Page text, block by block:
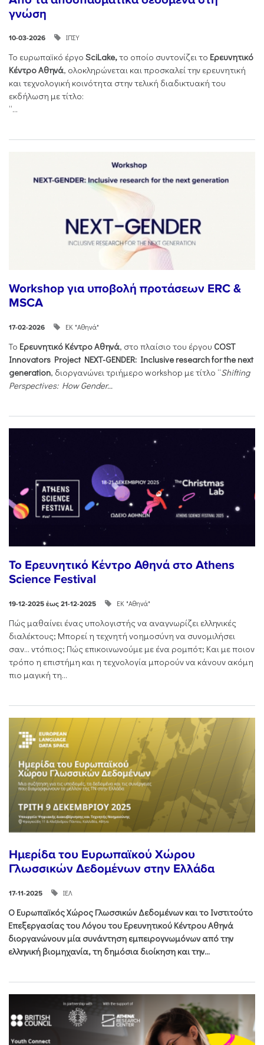
γνώση
10-03-2026 ΙΠΣΥ
Το ευρωπαϊκό έργο SciLake,το οποίο συντονίζει το Ερευνητικό
Κέντρο Αθηνά, ολοκληρώνεται και προσκαλεί την ερευνητική
και τεχνολογική κοινότητα στην τελική διαδικτυακή του
εκδήλωση με τίτλο:
“...
Workshop για υποβολή προτάσεων ERC &
MSCA
17-02-2026 ΕΚ "Αθηνά"
Το Ερευνητικό Κέντρο Αθηνά, στο πλαίσιο του έργου COST
Innovators Project NEXT-GENDER: Inclusive research for the next
generation, διοργανώνει τριήμερο workshop με τίτλο “Shifting
Perspectives: How Gender...
Το Ερευνητικό Κέντρο Αθηνά στο Athens
Science Festival
19-12-2025 έως 21-12-2025 ΕΚ "Αθηνά"
Πώς μαθαίνει ένας υπολογιστής να αναγνωρίζει ελληνικές
διαλέκτους; Μπορεί η τεχνητή νοημοσύνη να συνομιλήσει
σαν… ντόπιος; Πώς επικοινωνούμε με ένα ρομπότ; Και με ποιον
τρόπο η επιστήμη και η τεχνολογία μπορούν να κάνουν ακόμη
πιο μαγική τη...
Ημερίδα του Ευρωπαϊκού Χώρου
Γλωσσικών Δεδομένων στην Ελλάδα
17-11-2025 ΙΕΛ
Ο Ευρωπαϊκός Χώρος Γλωσσικών Δεδομένων και το Ινστιτούτο
Επεξεργασίας του Λόγου του Ερευνητικού Κέντρου Αθηνά
διοργανώνουν μία συνάντηση εμπειρογνωμόνων από την
ελληνική βιομηχανία, τη δημόσια διοίκηση και την...